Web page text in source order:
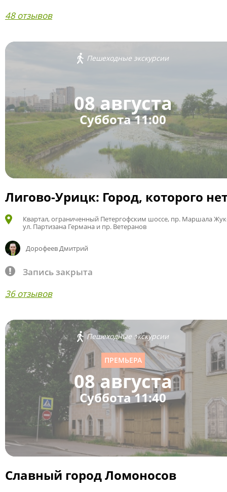
48 отзывов
Пешеходные экскурсии
08 августа
Суббота 11:00
Лигово-Урицк: Город, которого
Квартал, ограниченный Петергофским шоссе, пр. Маршала
ул. Партизана Германа и пр. Ветеранов
Дорофеев Дмитрий
Запись закрыта
36 отзывов
Пешеходные экскурсии
ПРЕМЬЕРА
08 августа
Суббота 11:40
Славный город Ломоносов